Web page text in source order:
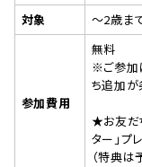
対象
〜2歳ま
参加費用
無料
※ご参加
ち追加が
★お友だ
ター」プ
（特典